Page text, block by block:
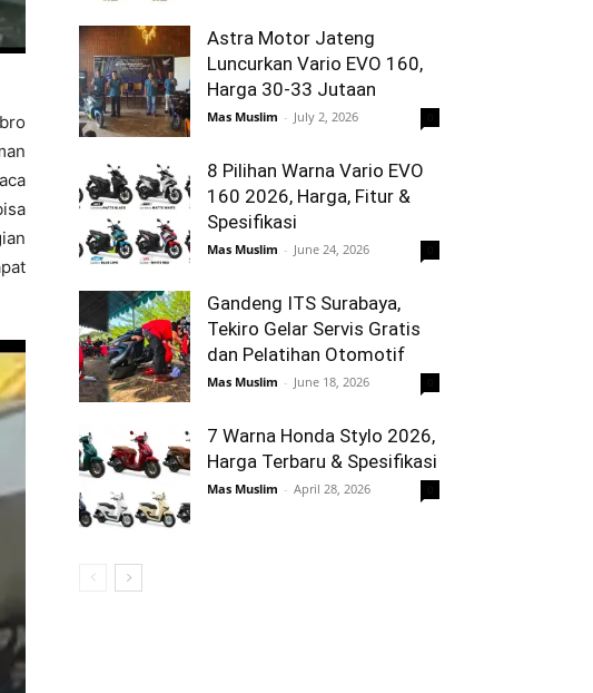
Astra Motor Jateng
Luncurkan Vario EVO 160,
Harga 30-33 Jutaan
Mas Muslim - July 2, 2026
8 Pilihan Warna Vario EVO
160 2026, Harga, Fitur &
Spesifikasi
Mas Muslim - June 24, 2026
Gandeng ITS Surabaya,
Tekiro Gelar Servis Gratis
dan Pelatihan Otomotif
Mas Muslim - June 18, 2026
7 Warna Honda Stylo 2026,
Harga Terbaru & Spesifikasi
Mas Muslim - April 28, 2026